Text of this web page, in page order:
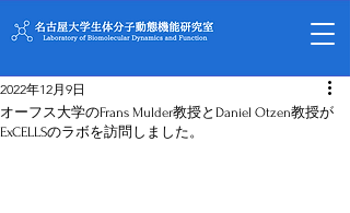
オーフス大学のFrans Mulder教授とDaniel Otzen教授が
ExCELLSのラボを訪問しました。
2022年12月9日